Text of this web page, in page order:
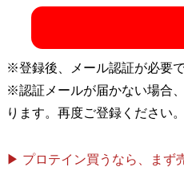
※登録後、メール認証が必要
※認証メールが届かない場合
ります。再度ご登録ください。
▶ プロテイン買うなら、まず